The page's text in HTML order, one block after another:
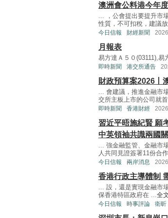
澳洲會公料港今年
... ，公會提出要提升市
性質，不可扣稅，建議
今日信報 財經新聞
月報表
易方達Ａ５０(03111),易
即時新聞 港交所通告
財政預算案2026丨
... 會建議，推進金融市
交所主板上市的公司就
即時新聞 香港財經
習近平晤施紀賢 願
中英領袖共識兩國
... 強金融監管、金融市
人共同見證簽署11份合
今日信報 兩岸消息
香港行政主導體制
... 設，還是實現金融市
保香港特區政府在 ...全
今日信報 時事評論 衛昕